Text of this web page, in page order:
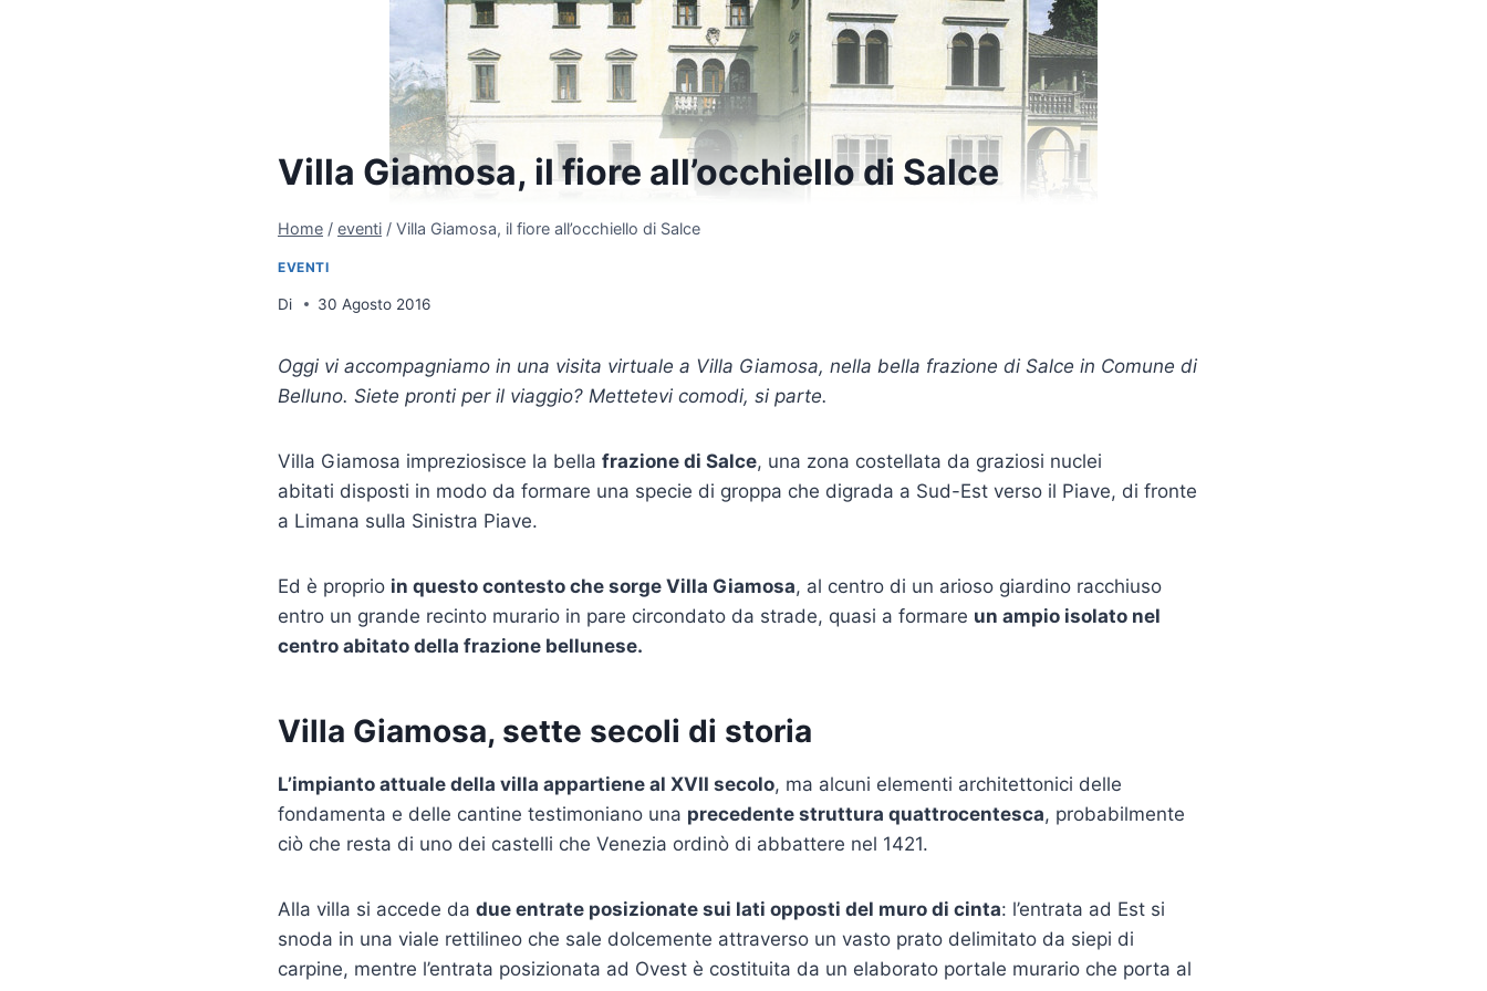
Villa Giamosa, il fiore all’occhiello di Salce
Home / eventi / Villa Giamosa, il fiore all’occhiello di Salce
EVENTI
Di 30 Agosto 2016
Oggi vi accompagniamo in una visita virtuale a Villa Giamosa, nella bella frazione di Salce in Comune di
Belluno. Siete pronti per il viaggio? Mettetevi comodi, si parte.
Villa Giamosa impreziosisce la bella frazione di Salce, una zona costellata da graziosi nuclei
abitati disposti in modo da formare una specie di groppa che digrada a Sud-Est verso il Piave, di fronte
a Limana sulla Sinistra Piave.
Ed è proprio in questo contesto che sorge Villa Giamosa, al centro di un arioso giardino racchiuso
entro un grande recinto murario in pare circondato da strade, quasi a formare un ampio isolato nel
centro abitato della frazione bellunese.
Villa Giamosa, sette secoli di storia
L’impianto attuale della villa appartiene al XVII secolo, ma alcuni elementi architettonici delle
fondamenta e delle cantine testimoniano una precedente struttura quattrocentesca, probabilmente
ciò che resta di uno dei castelli che Venezia ordinò di abbattere nel 1421.
Alla villa si accede da due entrate posizionate sui lati opposti del muro di cinta: l’entrata ad Est si
snoda in una viale rettilineo che sale dolcemente attraverso un vasto prato delimitato da siepi di
carpine, mentre l’entrata posizionata ad Ovest è costituita da un elaborato portale murario che porta al